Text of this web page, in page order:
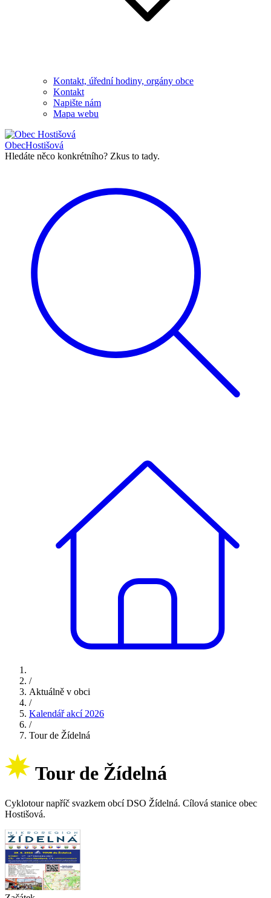
Kontakt, úřední hodiny, orgány obce
Kontakt
Napište nám
Mapa webu
ObecHostišová
Hledáte něco konkrétního? Zkus to tady.
/
Aktuálně v obci
/
Kalendář akcí 2026
/
Tour de Žídelná
Tour de Žídelná
Cyklotour napříč svazkem obcí DSO Žídelná. Cílová stanice obec
Hostišová.